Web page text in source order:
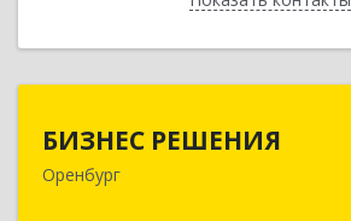
БИЗНЕС РЕШЕНИЯ
Оренбург